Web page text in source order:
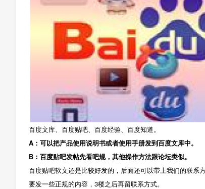
百度文库、百度贴吧、百度经验、百度知道。
A：可以把产品使用说明书或者使用手册发到百度文库中。
B：百度贴吧发帖先看吧规，其他操作方法跟论坛类似。
百度贴吧软文还是比较好发的，后面还可以带上我们的联
要发一些正规的内容，3楼之后再留联系方式。